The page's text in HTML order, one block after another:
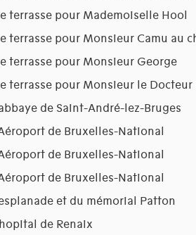
terrasse pour Mademoiselle Hool
terrasse pour Monsieur Camu au
terrasse pour Monsieur George
terrasse pour Monsieur le Docteur
de Saint-André-lez-Bruges
de Bruxelles-National
de Bruxelles-National
de Bruxelles-National
et du mémorial Patton
de Renaix